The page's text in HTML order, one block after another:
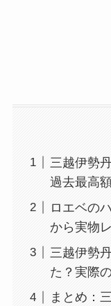
三越伊勢
過去最高
ロエベの
から実物
三越伊勢
た？実際
まとめ：